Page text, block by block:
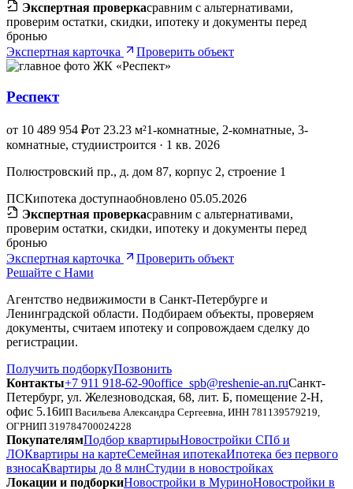
Экспертная проверкасравним с альтернативами,
проверим остатки, скидки, ипотеку и документы перед
бронью
Экспертная карточка
Проверить объект
Респект
от 10 489 954 ₽от 23.23 м²1-комнатные, 2-комнатные, 3-
комнатные, студиистроится · 1 кв. 2026
Полюстровский пр., д. дом 87, корпус 2, строение 1
ПСКипотека доступнаобновлено 05.05.2026
Экспертная проверкасравним с альтернативами,
проверим остатки, скидки, ипотеку и документы перед
бронью
Экспертная карточка
Проверить объект
Решайте с Нами
Агентство недвижимости в Санкт-Петербурге и
Ленинградской области. Подбираем объекты, проверяем
документы, считаем ипотеку и сопровождаем сделку до
регистрации.
Получить подборкуПозвонить
Контакты+7 911 918-62-90office_spb@reshenie-an.ruСанкт-
Петербург, ул. Железноводская, 68, лит. Б, помещение 2-Н,
офис 5.16ИП Васильева Александра Сергеевна , ИНН 781139579219
ОГРНИП 319784700024228
ПокупателямПодбор квартирыНовостройки СПб и
ЛОКвартиры на картеСемейная ипотекаИпотека без первого
взносаКвартиры до 8 млнСтудии в новостройках
Локации и подборкиНовостройки в МуриноНовостройки в